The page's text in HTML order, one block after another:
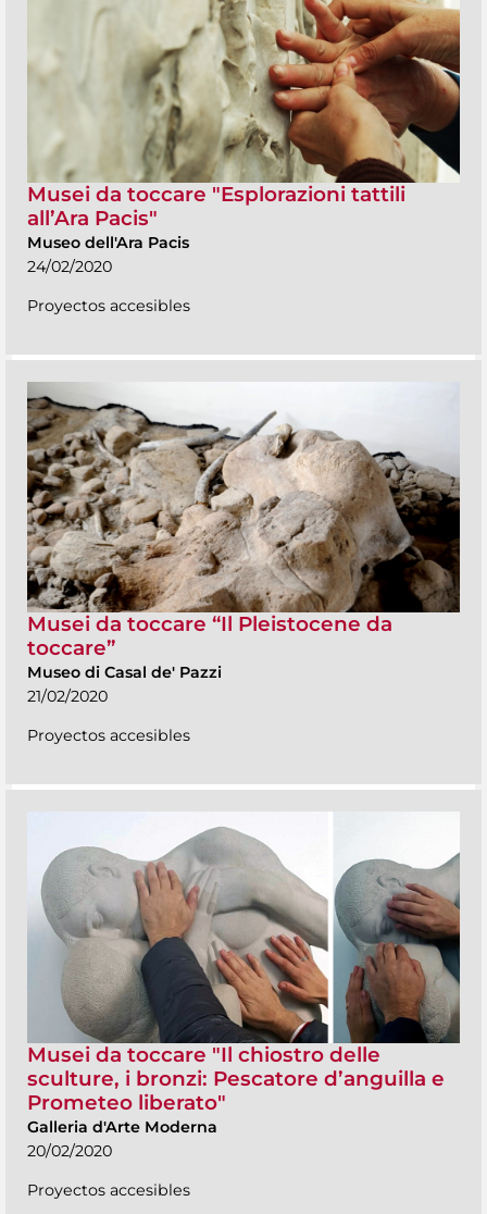
Musei da toccare "Esplorazioni tattili
all’Ara Pacis"
Museo dell'Ara Pacis
24/02/2020
Proyectos accesibles
Musei da toccare “Il Pleistocene da
toccare”
Museo di Casal de' Pazzi
21/02/2020
Proyectos accesibles
Musei da toccare "Il chiostro delle
sculture, i bronzi: Pescatore d’anguilla e
Prometeo liberato"
Galleria d'Arte Moderna
20/02/2020
Proyectos accesibles